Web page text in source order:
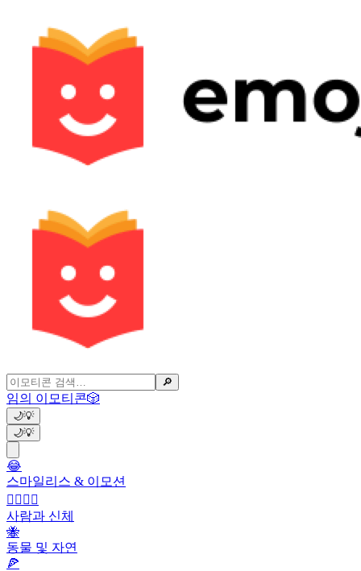
🔎
임의 이모티콘🎲
🌙💡
🌙💡
😂
스마일리스 & 이모션
👩‍❤️‍💋‍👨
사람과 신체
🐝
동물 및 자연
🍕